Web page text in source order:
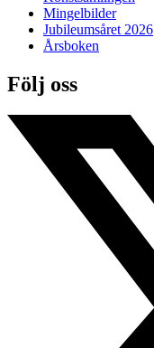
Mingelbilder
Jubileumsåret 2026
Årsboken
Följ oss